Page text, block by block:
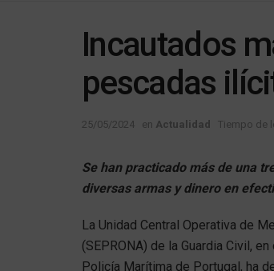
Incautados
pescadas
25/05/2024 en Actualidad Tiempo de
Se han practicado más de una
diversas armas y dinero en
La Unidad Central Operativa de
(SEPRONA) de la Guardia Civil,
Policía Marítima de Portugal, ha